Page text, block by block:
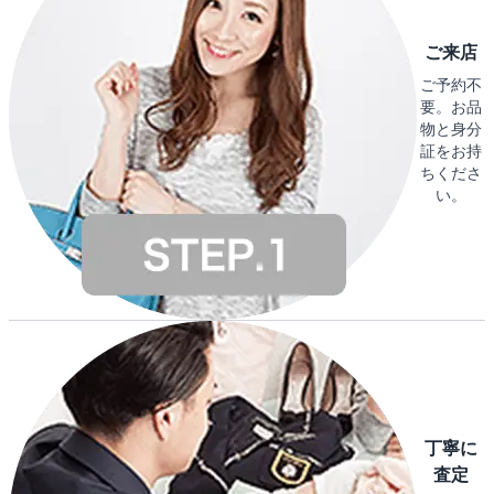
ご来店
ご予約不
要。お品
物と身分
証をお持
ちくださ
い。
丁寧に
査定